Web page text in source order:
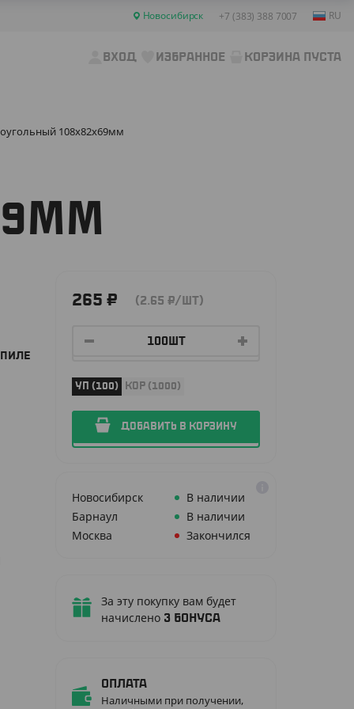
Новосибирск +7 (383) 388 7007 RU
ВХОД ИЗБРАННОЕ КОРЗИНА ПУСТА
108х82х69мм
265 ₽ (2.65 ₽/ШТ)
УП (100) КОР (1000)
ДОБАВИТЬ В КОРЗИНУ
Новосибирск
В наличии
Барнаул
В наличии
Москва
Закончился
За эту покупку вам будет
начислено 3 бонуса
Оплата
Наличными при получении,